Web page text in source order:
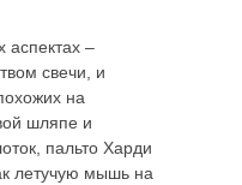
аспектах –
свечи, и
на
шляпе и
пальто Харди
летучую мышь на